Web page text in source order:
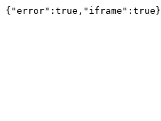
{"error":true,"iframe":true}